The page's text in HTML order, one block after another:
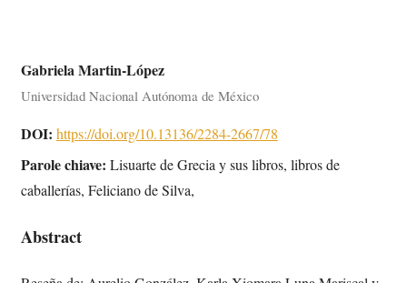
Gabriela Martin-López
Universidad Nacional Autónoma de México
DOI: https://doi.org/10.13136/2284-2667/78
Parole chiave: Lisuarte de Grecia y sus libros, libros de
caballerías, Feliciano de Silva,
Abstract